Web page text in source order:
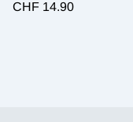
CHF 14.90